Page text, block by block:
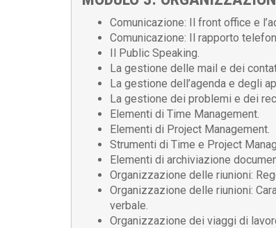
Comunicazione: Il front office e
Comunicazione: Il rapporto
Il Public Speaking.
La gestione delle mail e dei
La gestione dell’agenda e degli
La gestione dei problemi e dei
Elementi di Time Management.
Elementi di Project Management.
Strumenti di Time e Project
Elementi di archiviazione
Organizzazione delle riunioni:
Organizzazione delle riunioni:
verbale.
Organizzazione dei viaggi di